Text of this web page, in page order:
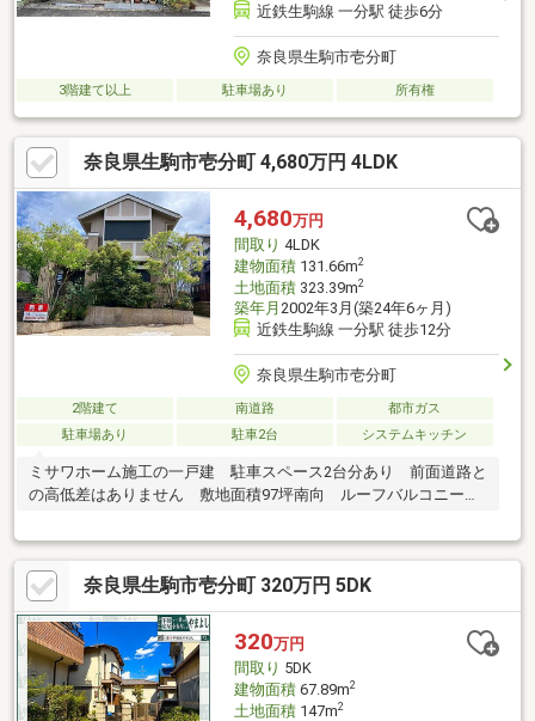
近鉄生駒線 一分駅 徒歩6分
奈良県生駒市壱分町
3階建て以上 駐車場あり 所有権
奈良県生駒市壱分町 4,680万円 4LDK
4,680万円
間取り 4LDK
建物面積131.66m2
土地面積323.39m2
築年月 2002年3月(築24年6ヶ月)
近鉄生駒線 一分駅 徒歩12分
奈良県生駒市壱分町
2階建て 南道路
都市ガス
駐車場あり
駐車2台 システムキッチン
ミサワホーム施工の一戸建 駐車スペース2台分あり 前面道路と
の高低差はありません 敷地面積97坪南向 ルーフバルコニーあ
奈良県生駒市壱分町 320万円 5DK
320万円
間取り 5DK
建物面積67.89m2
土地面積147m2